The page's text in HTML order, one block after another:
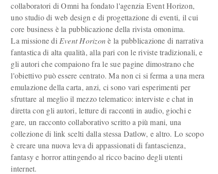
collaboratori di Omni ha fondato l'agenzia Event Horizon,
uno studio di web design e di progettazione di eventi, il cui
core business è la pubblicazione della rivista omonima.
La missione di Event Horizonè la pubblicazione di narrativa
fantastica di alta qualità, alla pari con le riviste tradizionali, e
gli autori che compaiono fra le sue pagine dimostrano che
l'obiettivo può essere centrato. Ma non ci si ferma a una mera
emulazione della carta, anzi, ci sono vari esperimenti per
sfruttare al meglio il mezzo telematico: interviste e chat in
diretta con gli autori, letture di racconti in audio, giochi e
gare, un racconto collaborativo scritto a più mani, una
collezione di link scelti dalla stessa Datlow, e altro. Lo scopo
è creare una nuova leva di appassionati di fantascienza,
fantasy e horror attingendo al ricco bacino degli utenti
internet.